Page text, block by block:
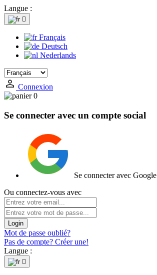
Langue :

Français
Deutsch
Nederlands
Connexion
0
Se connecter avec un compte social
Se connecter avec Google
Ou connectez-vous avec
Login
Mot de passe oublié?
Pas de compte? Créer une!
Langue :
